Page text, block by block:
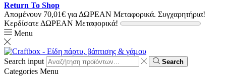
Return To Shop
Απομένουν 70,01€ για ΔΩΡΕΑΝ Μεταφορικά. Συγχαρητήρια!
Κερδίσατε ΔΩΡΕΑΝ Μεταφορικά!
Menu
Search input Search
Categories Menu